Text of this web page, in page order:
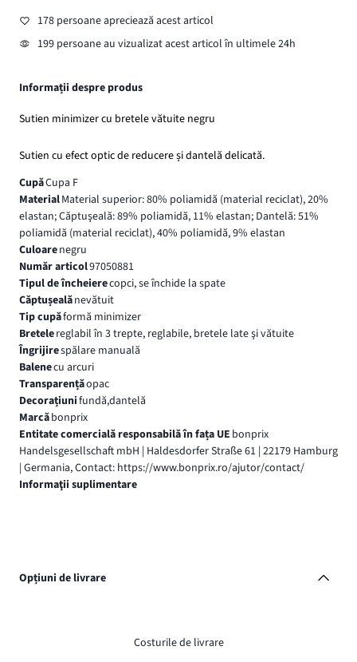
178 persoane apreciează acest articol
199 persoane au vizualizat acest articol în ultimele 24h
Informații despre produs
Sutien minimizer cu bretele vătuite negru
Sutien cu efect optic de reducere și dantelă delicată.
CupăCupa F
MaterialMaterial superior: 80% poliamidă (material reciclat), 20%
elastan; Căptuşeală: 89% poliamidă, 11% elastan; Dantelă: 51%
poliamidă (material reciclat), 40% poliamidă, 9% elastan
Culoarenegru
Număr articol97050881
Tipul de încheierecopci, se închide la spate
Căptușealănevătuit
Tip cupăformă minimizer
Bretelereglabil în 3 trepte, reglabile, bretele late şi vătuite
Îngrijirespălare manuală
Balenecu arcuri
Transparențăopac
Decorațiunifundă,dantelă
Marcăbonprix
Entitate comercială responsabilă în fața UE bonprix
Handelsgesellschaft mbH | Haldesdorfer Straße 61 | 22179 Hamburg
| Germania, Contact: https://www.bonprix.ro/ajutor/contact/
Informaţii suplimentare
Opțiuni de livrare
Costurile de livrare